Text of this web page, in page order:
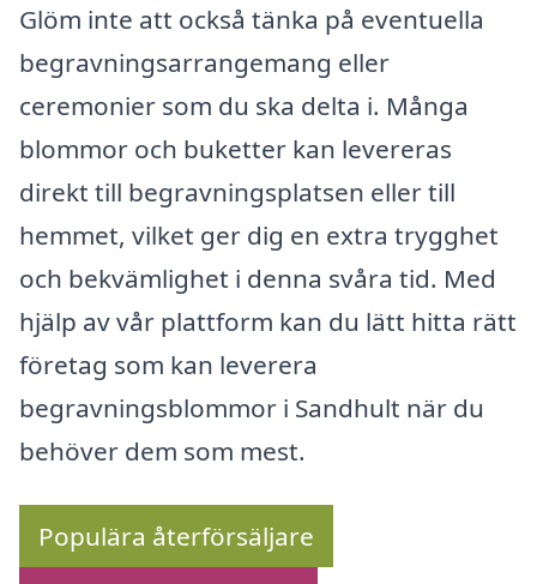
Glöm inte att också tänka på eventuella
begravningsarrangemang eller
ceremonier som du ska delta i. Många
blommor och buketter kan levereras
direkt till begravningsplatsen eller till
hemmet, vilket ger dig en extra trygghet
och bekvämlighet i denna svåra tid. Med
hjälp av vår plattform kan du lätt hitta rätt
företag som kan leverera
begravningsblommor i Sandhult när du
behöver dem som mest.
Populära återförsäljare